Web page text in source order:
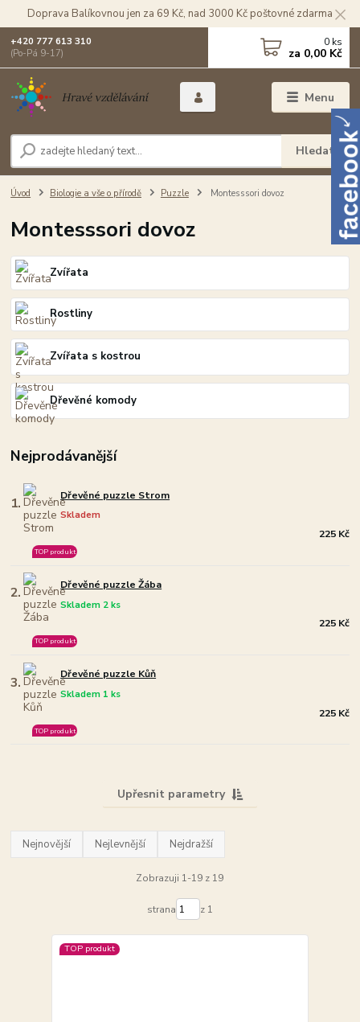
Doprava Balíkovnou jen za 69 Kč, nad 3000 Kč poštovné zdarma
Menu
Hledat
+420 777 613 310
(Po-Pá 9-17)
0 ks
za 0,00 Kč
Úvod Biologie a vše o přírodě Puzzle Montesssori dovoz
Montesssori dovoz
Zvířata
Rostliny
Zvířata s kostrou
Dřevěné komody
Nejprodávanější
1. Dřevěné puzzle Strom
Skladem
TOP produkt
225 Kč
2. Dřevěné puzzle Žába
Skladem 2 ks
TOP produkt
225 Kč
3. Dřevěné puzzle Kůň
Skladem 1 ks
TOP produkt
225 Kč
Upřesnit parametry
Nejnovější Nejlevnější Nejdražší
Zobrazuji 1-19 z 19
strana z 1
TOP produkt